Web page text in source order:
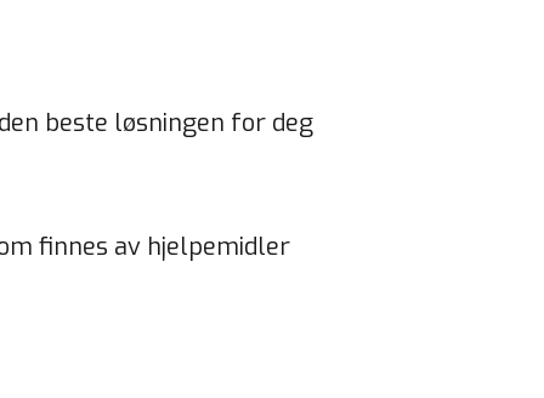
beste løsningen for deg
finnes av hjelpemidler